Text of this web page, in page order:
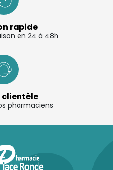
rapide
en 24 à 48h
clientèle
pharmaciens